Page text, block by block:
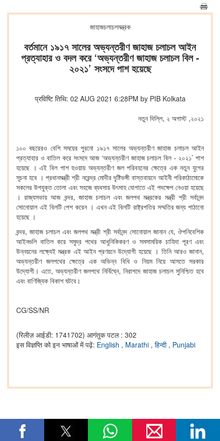
জাহাজচলাচলমন্ত্রক
বর্তমানে ১৯১৭ সালের অভ্যন্তরীণ জাহাজ চলাচল আইন
প্রত্যাহার ও বদল করে ‘অভ্যন্তরীণ জাহাজ চলাচল বিল -
২০২১’ সংসদে পাশ হয়েছে
प्रविष्टि तिथि: 02 AUG 2021 6:28PM by PIB Kolkata
নতুন দিল্লি, ২ অগাস্ট ,২০২১
১০০ বছরেরও বেশি সময়ের পুরনো ১৯১৭ সালের অভ্যন্তরীণ জাহাজ চলাচল আইন
প্রত্যাহার ও বাতিল করে সংসদে আজ ‘অভ্যন্তরীণ জাহাজ চলাচল বিল - ২০২১’ পাশ
হয়েছে । এই বিল পাশ হওয়ায় অভ্যন্তরীণ জল পরিবহনের ক্ষেত্রে এক নতুন যুগের
সূচনা হবে । প্রধানমন্ত্রী শ্রী নরেন্দ্র মোদীর দৃ্ষ্টিভঙ্গী বাস্তবায়নে আইনী পরিকাঠামোকে
সকলের উপযুক্ত তোলা এবং সহজে ব্যবসায় উৎসাহ যোগাতে এই পদক্ষেপ নেওয়া হয়েছে
। রাজ্যসভায় আজ বন্দর, জাহাজ চলাচল এবং জলপথ মন্ত্রকের মন্ত্রী শ্রী সর্বানন্দ
সোনোয়াল এই বিলটি পেশ করেন । এখন এই বিলটি রাষ্ট্রপতির সম্মতির জন্য পাঠানো
হয়েছে ।
বন্দর, জাহাজ চলাচল এবং জলপথ মন্ত্রী শ্রী সর্বানন্দ সোনোয়াল জানান যে, ঔপনিবেশিক
আইনগুলি বাতিল করে সমুদ্র পথের আধুনিকিকরণ ও সমসাময়িক চাহিদা পূরণ এবং
উন্নয়নের লক্ষ্যেই মন্ত্রক এই আইন প্রণয়নে উদ্যোগী হয়েছে । তিনি আরও জানান,
অভ্যন্তরীণ জলপথের ক্ষেত্রে এক অভিন্ন বিধি ও নিয়ম নিয়ে আসতে সরকার
উদ্যোগী। এতে, অভ্যন্তরীণ জলপথে নির্বিঘ্নে, নিরাপদে জাহাজ চলাচল সুনিশ্চিত হবে
এবং বাণিজ্যিক বিকাশ ঘটবে।
CG/SS/NR
(रिलीज़ आईडी: 1741702) आगंतुक पटल : 302
इस विज्ञप्ति को इन भाषाओं में पढ़ें: English , Marathi , हिन्दी , Punjabi